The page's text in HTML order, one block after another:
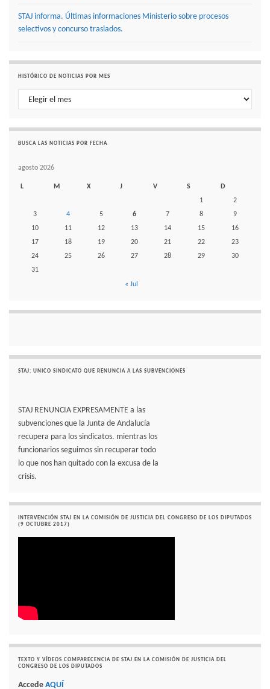
STAJ informa. Últimas informaciones Ministerio sobre procesos
selectivos y concurso traslados.
HISTÓRICO DE NOTICIAS POR MES
Histórico de noticias por mes
BUSCA LAS NOTICIAS POR FECHA
agosto 2026
L M X J V S
D
1
2
3
4 5 6 7 8
9
10
11 12 13 14 15
16
17
18 19 20 21 22
23
24
25 26 27 28 29
30
31
« Jul
STAJ: UNICO SINDICATO QUE RENUNCIA A LAS SUBVENCIONES
STAJ RENUNCIA EXPRESAMENTE a las
subvenciones que la Junta de Andalucía
recupera para los sindicatos. mientras los
funcionarios seguimos sin recuperar todo
lo que nos han quitado con la excusa de la
crisis.
INTERVENCIÓN STAJ EN LA COMISIÓN DE JUSTICIA DEL CONGRESO DE LOS DIPUTADOS
(9 OCTUBRE 2017)
TEXTO Y VÍDEOS COMPARECENCIA DE STAJ EN LA COMISIÓN DE JUSTICIA DEL
CONGRESO DE LOS DIPUTADOS
Accede AQUÍ